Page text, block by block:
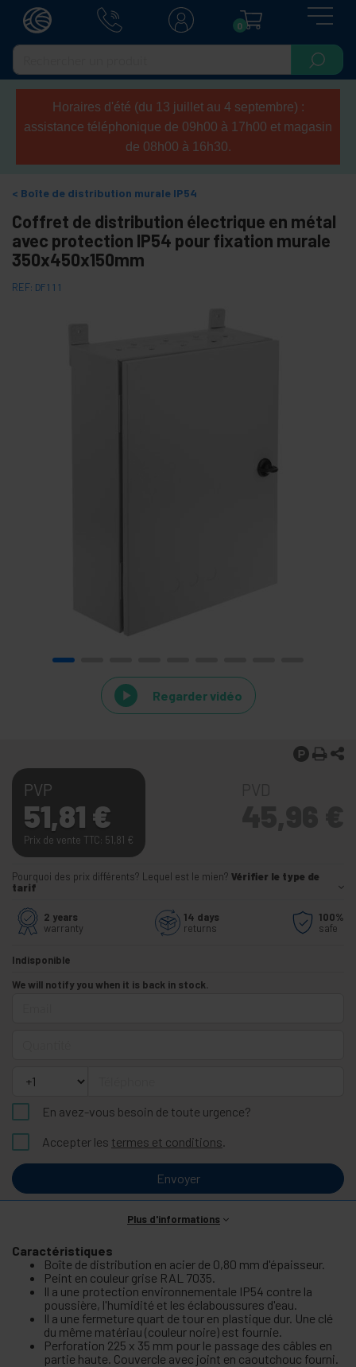
0
Horaires d'été (du 13 juillet au 4 septembre) :
assistance téléphonique de 09h00 à 17h00 et magasin
de 08h00 à 16h30.
Boîte de distribution murale IP54
Coffret de distribution électrique en métal
avec protection IP54 pour fixation murale
350x450x150mm
REF: DF111
Regarder vidéo
PVP
51,81 €
Prix de vente TTC: 51,81 €
Pourquoi des prix différents? Lequel est le mien? Vérifier le type de
tarif
2 years
warranty
14 days
returns
100%
safe
Indisponible
We will notify you when it is back in stock.
En avez-vous besoin de toute urgence?
Accepter les termes et conditions.
Envoyer
Plus d'informations
Caractéristiques
Boîte de distribution en acier de 0,80 mm d'épaisseur.
Peint en couleur grise RAL 7035.
Il a une protection environnementale IP54 contre la
poussière, l'humidité et les éclaboussures d'eau.
Il a une fermeture quart de tour en plastique dur. Une clé
du même matériau (couleur noire) est fournie.
Perforation 225 x 35 mm pour le passage des câbles en
partie haute. Couvercle avec joint en caoutchouc fourni.